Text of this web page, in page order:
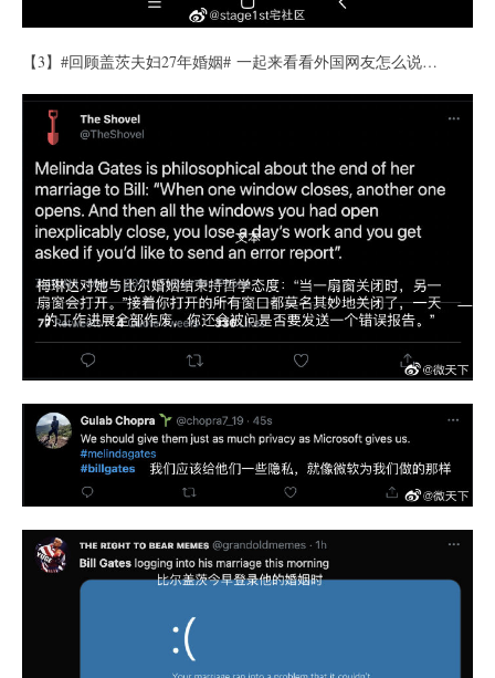
【3】#回顾盖茨夫妇27年婚姻# 一起来看看外国网友怎么说…